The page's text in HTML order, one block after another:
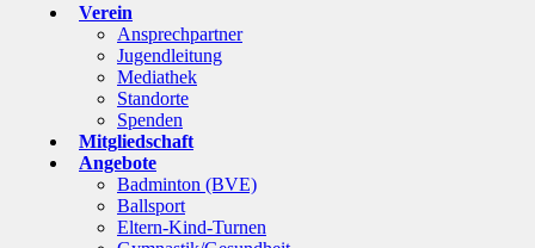
Verein
Ansprechpartner
Jugendleitung
Mediathek
Standorte
Spenden
Mitgliedschaft
Angebote
Badminton (BVE)
Ballsport
Eltern-Kind-Turnen